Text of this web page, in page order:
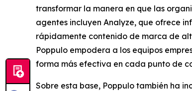
transformar la manera en que las
agentes incluyen Analyze, que ofrece
rápidamente contenido de marca de
Poppulo empodera a los equipos
forma más efectiva en cada punto de
Sobre esta base, Poppulo también ha